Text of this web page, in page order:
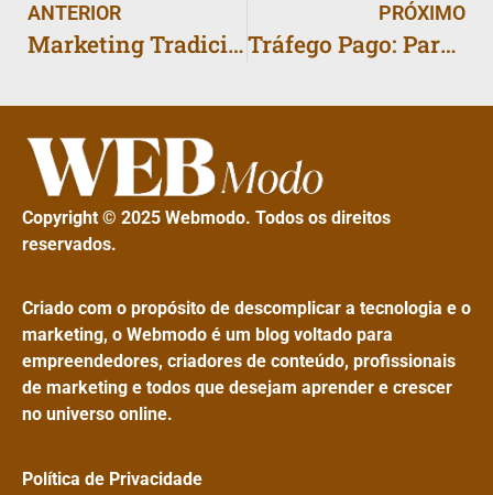
ANTERIOR
Marketing Tradicional X 2.0: Onde Investir Seu Orçamento?
PRÓXIMO
Tráfego Pago: Para Converter 3x Mais
Copyright © 2025 Webmodo. Todos os direitos
reservados.
Criado com o propósito de descomplicar a tecnologia e o
marketing, o Webmodo é um blog voltado para
empreendedores, criadores de conteúdo, profissionais
de marketing e todos que desejam aprender e crescer
no universo online.
Política de Privacidade